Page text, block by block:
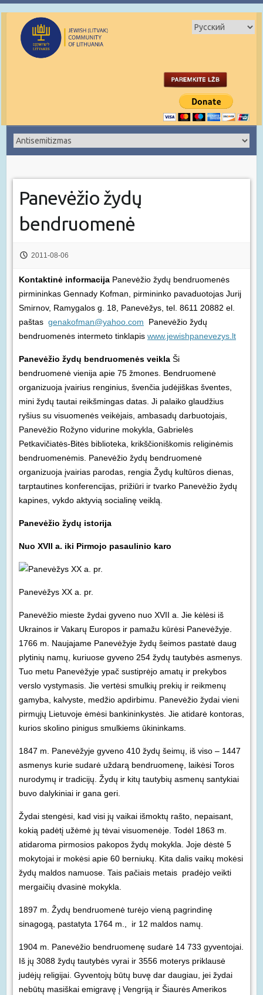
Panevėžio žydų
bendruomenė
2011-08-06
Kontaktinė informacija Panevėžio žydų bendruomenės
pirmininkas Gennady Kofman, pirmininko pavaduotojas Jurij
Smirnov, Ramygalos g. 18, Panevėžys, tel. 8611 20882 el.
paštas genakofman@yahoo.com Panevėžio žydų
bendruomenės intermeto tinklapis www.jewishpanevezys.lt
Panevėžio žydų bendruomenės veiklaŠi
bendruomenė vienija apie 75 žmones. Bendruomenė
organizuoja įvairius renginius, švenčia judėjiškas šventes,
mini žydų tautai reikšmingas datas. Ji palaiko glaudžius
ryšius su visuomenės veikėjais, ambasadų darbuotojais,
Panevėžio Rožyno vidurine mokykla, Gabrielės
Petkavičiatės-Bitės biblioteka, krikščioniškomis religinėmis
bendruomenėmis. Panevėžio žydų bendruomenė
organizuoja įvairias parodas, rengia Žydų kultūros dienas,
tarptautines konferencijas, prižiūri ir tvarko Panevėžio žydų
kapines, vykdo aktyvią socialinę veiklą.
Panevėžio žydų istorija
Nuo XVII a. iki Pirmojo pasaulinio karo
Panevėžys XX a. pr.
Panevėžio mieste žydai gyveno nuo XVII a. Jie kėlėsi iš
Ukrainos ir Vakarų Europos ir pamažu kūrėsi Panevėžyje.
1766 m. Naujajame Panevėžyje žydų šeimos pastatė daug
plytinių namų, kuriuose gyveno 254 žydų tautybės asmenys.
Tuo metu Panevėžyje ypač sustiprėjo amatų ir prekybos
verslo vystymasis. Jie vertėsi smulkių prekių ir reikmenų
gamyba, kalvyste, medžio apdirbimu. Panevėžio žydai vieni
pirmųjų Lietuvoje ėmėsi bankininkystės. Jie atidarė kontoras,
kurios skolino pinigus smulkiems ūkininkams.
1847 m. Panevėžyje gyveno 410 žydų šeimų, iš viso – 1447
asmenys kurie sudarė uždarą bendruomenę, laikėsi Toros
nurodymų ir tradicijų. Žydų ir kitų tautybių asmenų santykiai
buvo dalykiniai ir gana geri.
Žydai stengėsi, kad visi jų vaikai išmoktų rašto, nepaisant,
kokią padėtį užėmė jų tėvai visuomenėje. Todėl 1863 m.
atidaroma pirmosios pakopos žydų mokykla. Joje dėstė 5
mokytojai ir mokėsi apie 60 berniukų. Kita dalis vaikų mokėsi
žydų maldos namuose. Tais pačiais metais pradėjo veikti
mergaičių dvasinė mokykla.
1897 m. Žydų bendruomenė turėjo vieną pagrindinę
sinagogą, pastatyta 1764 m., ir 12 maldos namų.
1904 m. Panevėžio bendruomenę sudarė 14 733 gyventojai.
Iš jų 3088 žydų tautybės vyrai ir 3556 moterys priklausė
judėjų religijai. Gyventojų būtų buvę dar daugiau, jei žydai
nebūtų masiškai emigravę į Vengriją ir Šiaurės Amerikos